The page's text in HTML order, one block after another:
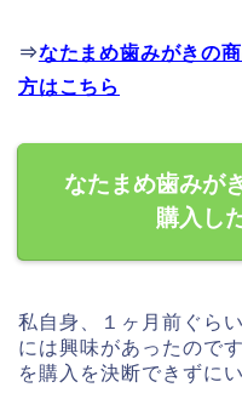
⇒なたまめ歯みがきの
方はこちら
なたまめ歯みが
購入し
私自身、１ヶ月前ぐら
には興味があったので
を購入を決断できずに